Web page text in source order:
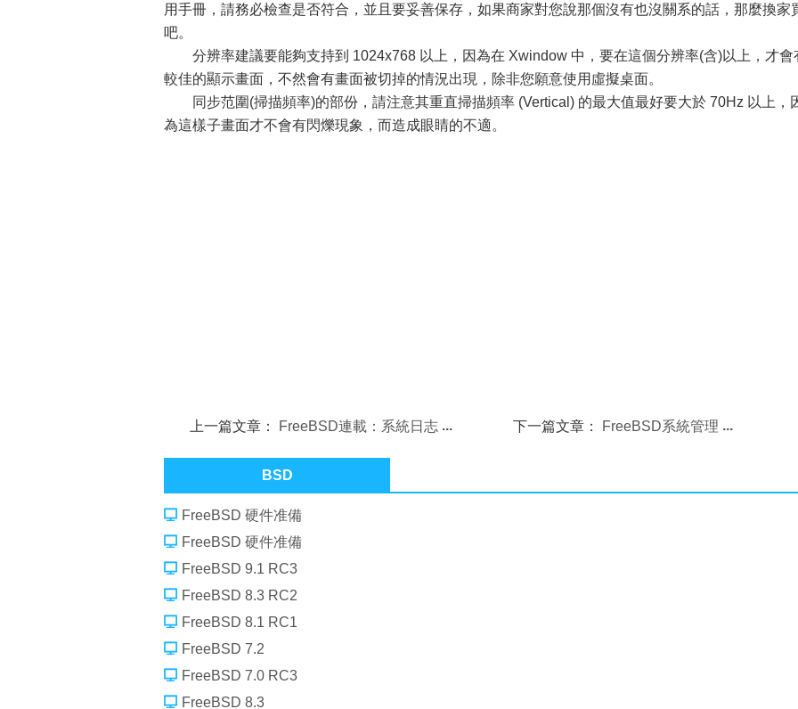
用手冊，請務必檢查是否符合，並且要妥善保存，如果商家對您說那個沒有也沒關系的話，那麼換家
吧。
分辨率建議要能夠支持到 1024x768 以上，因為在 Xwindow 中，要在這個分辨率(含)以上，才會
較佳的顯示畫面，不然會有畫面被切掉的情況出現，除非您願意使用虛擬桌面。
同步范圍(掃描頻率)的部份，請注意其重直掃描頻率 (Vertical) 的最大值最好要大於 70Hz 以上，
為這樣子畫面才不會有閃爍現象，而造成眼睛的不適。
上一篇文章： FreeBSD連載：系統日志 下一篇文章： FreeBSD系統管理
BSD
FreeBSD 硬件准備
FreeBSD 硬件准備
FreeBSD 9.1 RC3
FreeBSD 8.3 RC2
FreeBSD 8.1 RC1
FreeBSD 7.2
FreeBSD 7.0 RC3
FreeBSD 8.3